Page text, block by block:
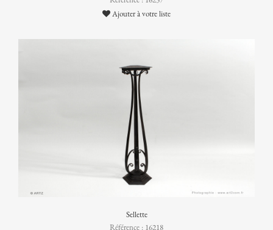
Ajouter à votre liste
Sellette
Référence : 16218